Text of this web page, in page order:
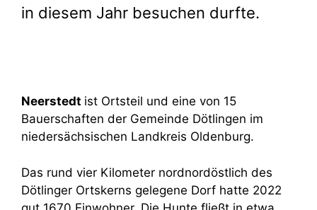
in diesem Jahr besuchen durfte.
Neerstedt ist Ortsteil und eine von 15
Bauerschaften der Gemeinde Dötlingen im
niedersächsischen Landkreis Oldenburg.
Das rund vier Kilometer nordnordöstlich des
Dötlinger Ortskerns gelegene Dorf hatte 2022